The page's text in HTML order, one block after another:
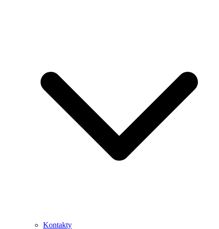
Kontakty